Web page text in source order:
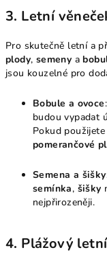
3. Letní
Pro skutečně letní a
plody, semeny a
jsou kouzelné pro
Bobule a ovoce
budou vypadat
Pokud
pomerančové
Semena a šišky
semínka, šišky
nejpřirozeněji.
4. Plážový